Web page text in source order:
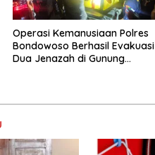
Operasi Kemanusiaan Polres
Bondowoso Berhasil Evakuasi
Dua Jenazah di Gunung